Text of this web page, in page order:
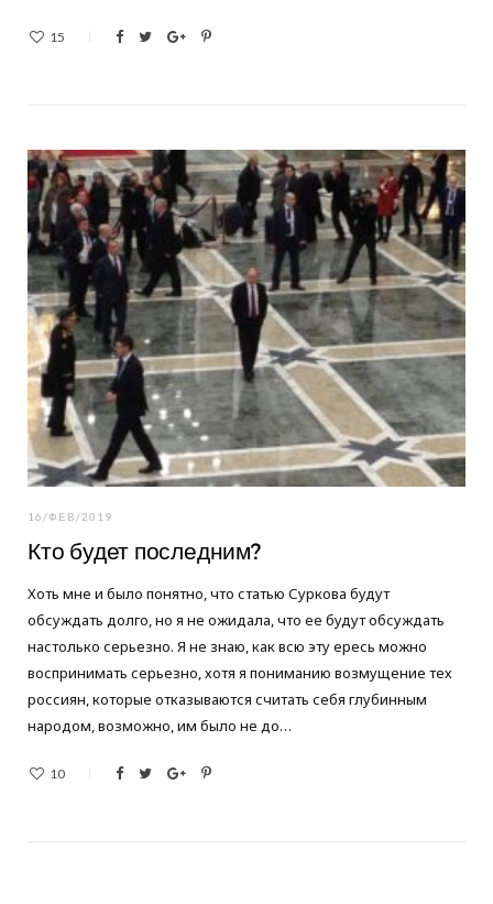
15
16/ФЕВ/2019
Кто будет последним?
Хоть мне и было понятно, что статью Суркова будут
обсуждать долго, но я не ожидала, что ее будут обсуждать
настолько серьезно. Я не знаю, как всю эту ересь можно
воспринимать серьезно, хотя я пониманию возмущение тех
россиян, которые отказываются считать себя глубинным
народом, возможно, им было не до…
10